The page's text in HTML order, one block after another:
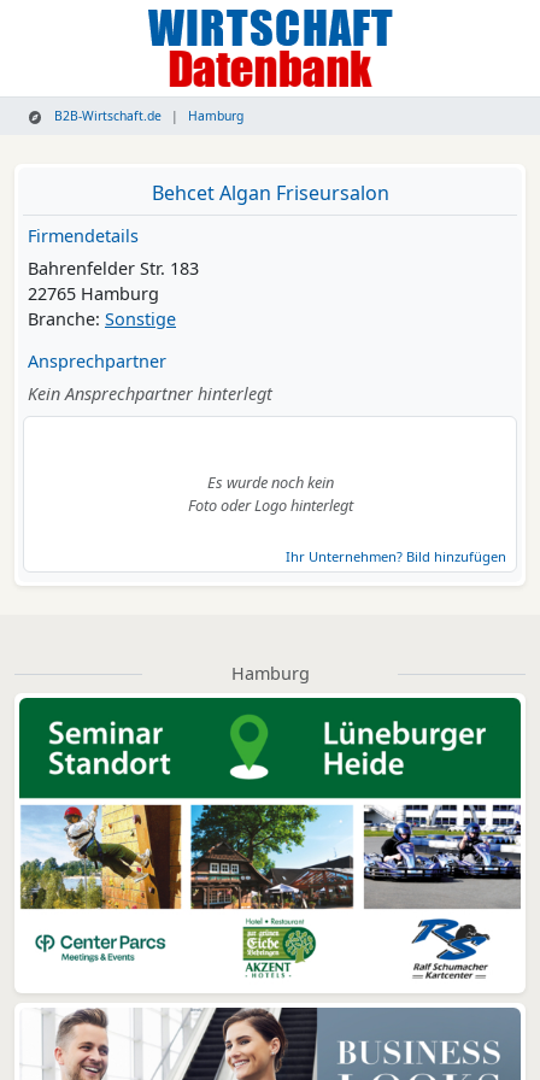
B2B-Wirtschaft.de Hamburg
Behcet Algan Friseursalon
Firmendetails
Bahrenfelder Str. 183
22765 Hamburg
Branche: Sonstige
Ansprechpartner
Kein Ansprechpartner hinterlegt
Es wurde noch kein
Foto oder Logo hinterlegt
Ihr Unternehmen? Bild hinzufügen
Hamburg